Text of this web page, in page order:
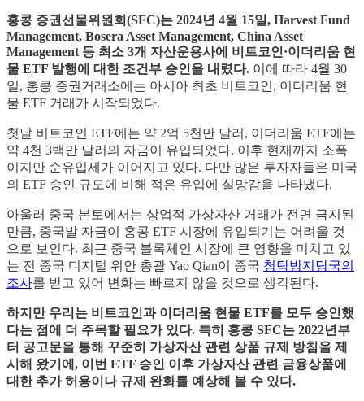
홍콩 증권선물위원회(SFC)는 2024년 4월 15일, Harvest Fund
Management, Bosera Asset Management, China Asset
Management 등 최소 3개 자산운용사에 비트코인·이더리움 현
물 ETF 발행에 대한 조건부 승인을 내렸다. 이에 따라 4월 30
일, 홍콩 증권거래소에는 아시아 최초 비트코인, 이더리움 현
물 ETF 거래가 시작되었다.
첫날 비트코인 ETF에는 약 2억 5천만 달러, 이더리움 ETF에는
약 4천 3백만 달러의 자금이 유입되었다. 이후 현재까지 소폭
이지만 순유입세가 이어지고 있다. 다만 많은 투자자들은 미국
의 ETF 승인 규모에 비해 적은 유입에 실망감을 나타냈다.
아울러 중국 본토에서는 상업적 가상자산 거래가 전면 금지된
만큼, 중국발 자금이 홍콩 ETF 시장에 유입되기는 어려울 것
으로 보인다. 최근 중국 블록체인 시장에 큰 영향을 미치고 있
는 전 중국 디지털 위안 총괄 Yao Qian이 중국 청탁방지당국의
조사를 받고 있어 변화는 빠르지 않을 것으로 생각된다.
하지만 우리는 비트코인과 이더리움 현물 ETF를 모두 승인했
다는 점에 더 주목할 필요가 있다. 특히 홍콩 SFC는 2022년부
터 공고문을 통해 꾸준히 가상자산 관련 상품 규제 방침을 제
시해 왔기에, 이번 ETF 승인 이후 가상자산 관련 금융상품에
대한 추가 허용이나 규제 완화를 예상해 볼 수 있다.